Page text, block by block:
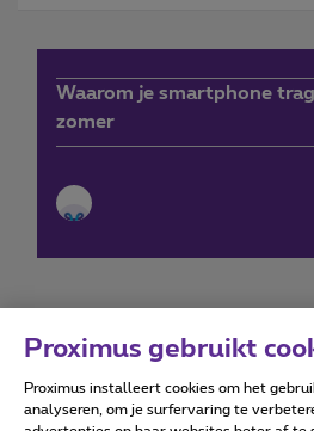
Waarom je smartphone
zomer
Forumvoorwaarden
Proximus gebruikt
Proximus installeert cookies om het
analyseren, om je surfervaring te